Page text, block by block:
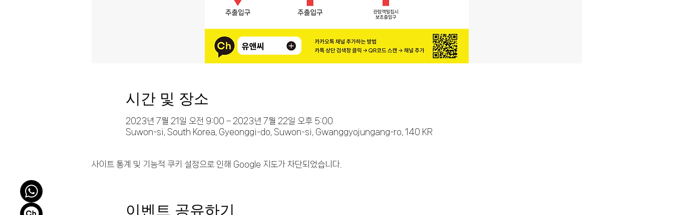
시간 및 장소
2023년 7월 21일 오전 9:00 – 2023년 7월 22일 오후 5:00
Suwon-si, South Korea, Gyeonggi-do, Suwon-si, Gwanggyojungang-ro, 140 KR
사이트 통계 및 기능적 쿠키 설정으로 인해 Google 지도가 차단되었습니다.
이벤트 공유하기